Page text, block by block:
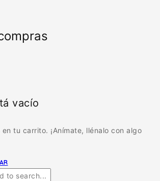
vacío
tu carrito. ¡Anímate, llénalo con algo